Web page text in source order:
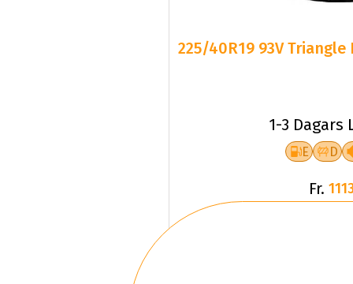
225/40R19 93V Triangle
1-3 Dagars
E D
Fr.